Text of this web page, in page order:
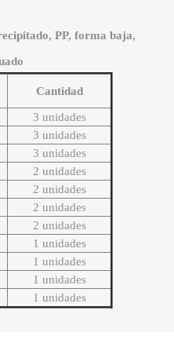
PP, forma baja,
Cantidad
3 unidades
3 unidades
3 unidades
2 unidades
2 unidades
2 unidades
2 unidades
1 unidades
1 unidades
1 unidades
1 unidades